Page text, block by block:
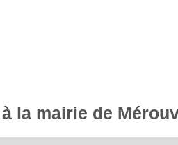
la mairie de